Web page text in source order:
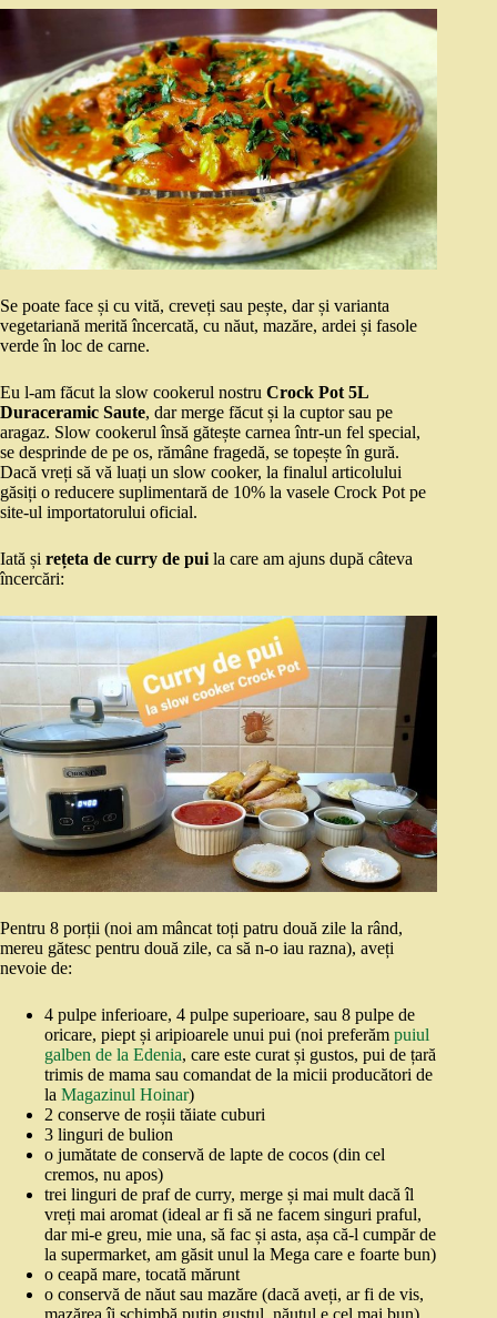
Se poate face și cu vită, creveți sau pește, dar și varianta
vegetariană merită încercată, cu năut, mazăre, ardei și fasole
verde în loc de carne.
Eu l-am făcut la slow cookerul nostru Crock Pot 5L
Duraceramic Saute, dar merge făcut și la cuptor sau pe
aragaz. Slow cookerul însă gătește carnea într-un fel special,
se desprinde de pe os, rămâne fragedă, se topește în gură.
Dacă vreți să vă luați un slow cooker, la finalul articolului
găsiți o reducere suplimentară de 10% la vasele Crock Pot pe
site-ul importatorului oficial.
Iată și rețeta de curry de pui la care am ajuns după câteva
încercări:
Pentru 8 porții (noi am mâncat toți patru două zile la rând,
mereu gătesc pentru două zile, ca să n-o iau razna), aveți
nevoie de:
4 pulpe inferioare, 4 pulpe superioare, sau 8 pulpe de
oricare, piept și aripioarele unui pui (noi preferăm puiul
galben de la Edenia, care este curat și gustos, pui de țară
trimis de mama sau comandat de la micii producători de
la Magazinul Hoinar)
2 conserve de roșii tăiate cuburi
3 linguri de bulion
o jumătate de conservă de lapte de cocos (din cel
cremos, nu apos)
trei linguri de praf de curry, merge și mai mult dacă îl
vreți mai aromat (ideal ar fi să ne facem singuri praful,
dar mi-e greu, mie una, să fac și asta, așa că-l cumpăr de
la supermarket, am găsit unul la Mega care e foarte bun)
o ceapă mare, tocată mărunt
o conservă de năut sau mazăre (dacă aveți, ar fi de vis,
mazărea îi schimbă puțin gustul, năutul e cel mai bun)